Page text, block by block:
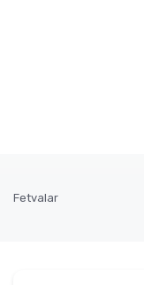
Fetvalar